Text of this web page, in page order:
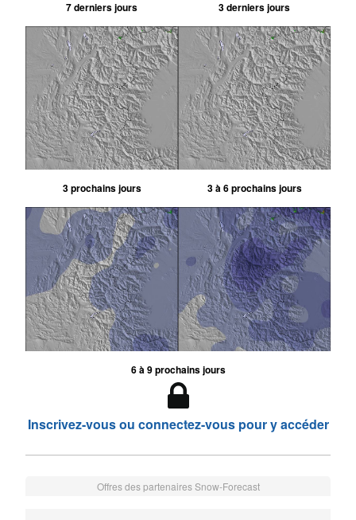
7 derniers jours 3 derniers jours
3 prochains jours 3 à 6 prochains jours
6 à 9 prochains jours
Inscrivez-vous ou connectez-vous pour y accéder
Offres des partenaires Snow-Forecast